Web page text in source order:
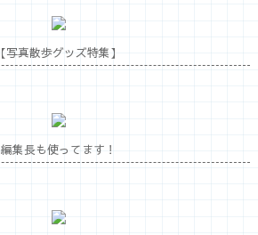
【写真散歩グッズ特集】
編集長も使ってます！